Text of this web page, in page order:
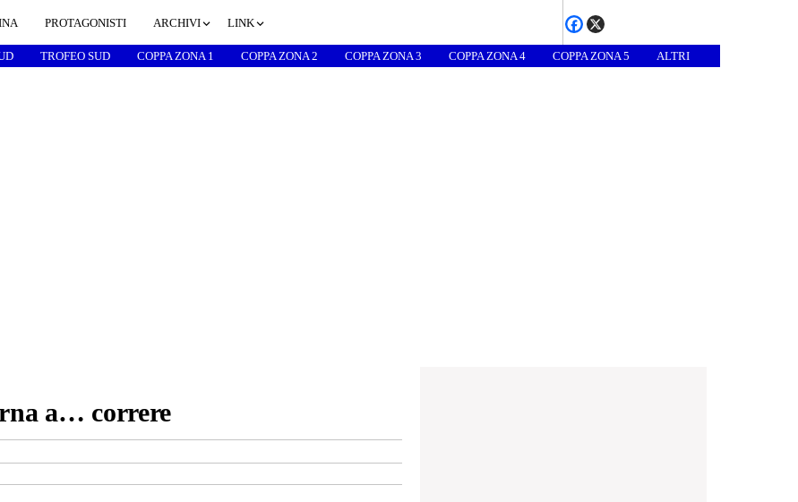
PROTAGONISTI ARCHIVI LINK
TROFEO SUD COPPA ZONA 1 COPPA ZONA 2 COPPA ZONA 3 COPPA ZONA 4 COPPA ZONA 5 ALTRI
a… correre